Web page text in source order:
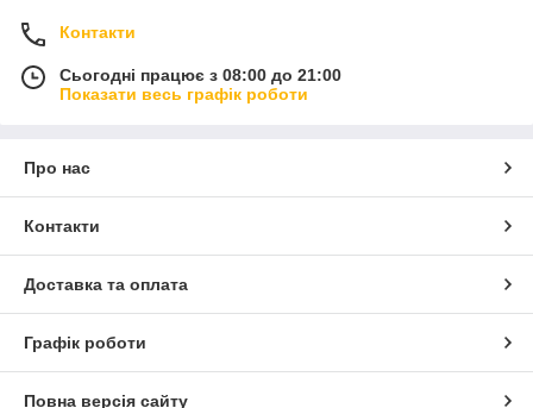
Контакти
Сьогодні працює з 08:00 до 21:00
Показати весь графік роботи
Про нас
Контакти
Доставка та оплата
Графік роботи
Повна версія сайту